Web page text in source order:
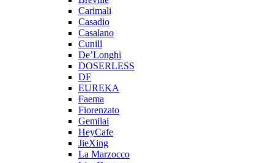
Carimali
Casadio
Casalano
Cunill
De’Longhi
DOSERLESS
DF
EUREKA
Faema
Fiorenzato
Gemilai
HeyCafe
JieXing
La Marzocco